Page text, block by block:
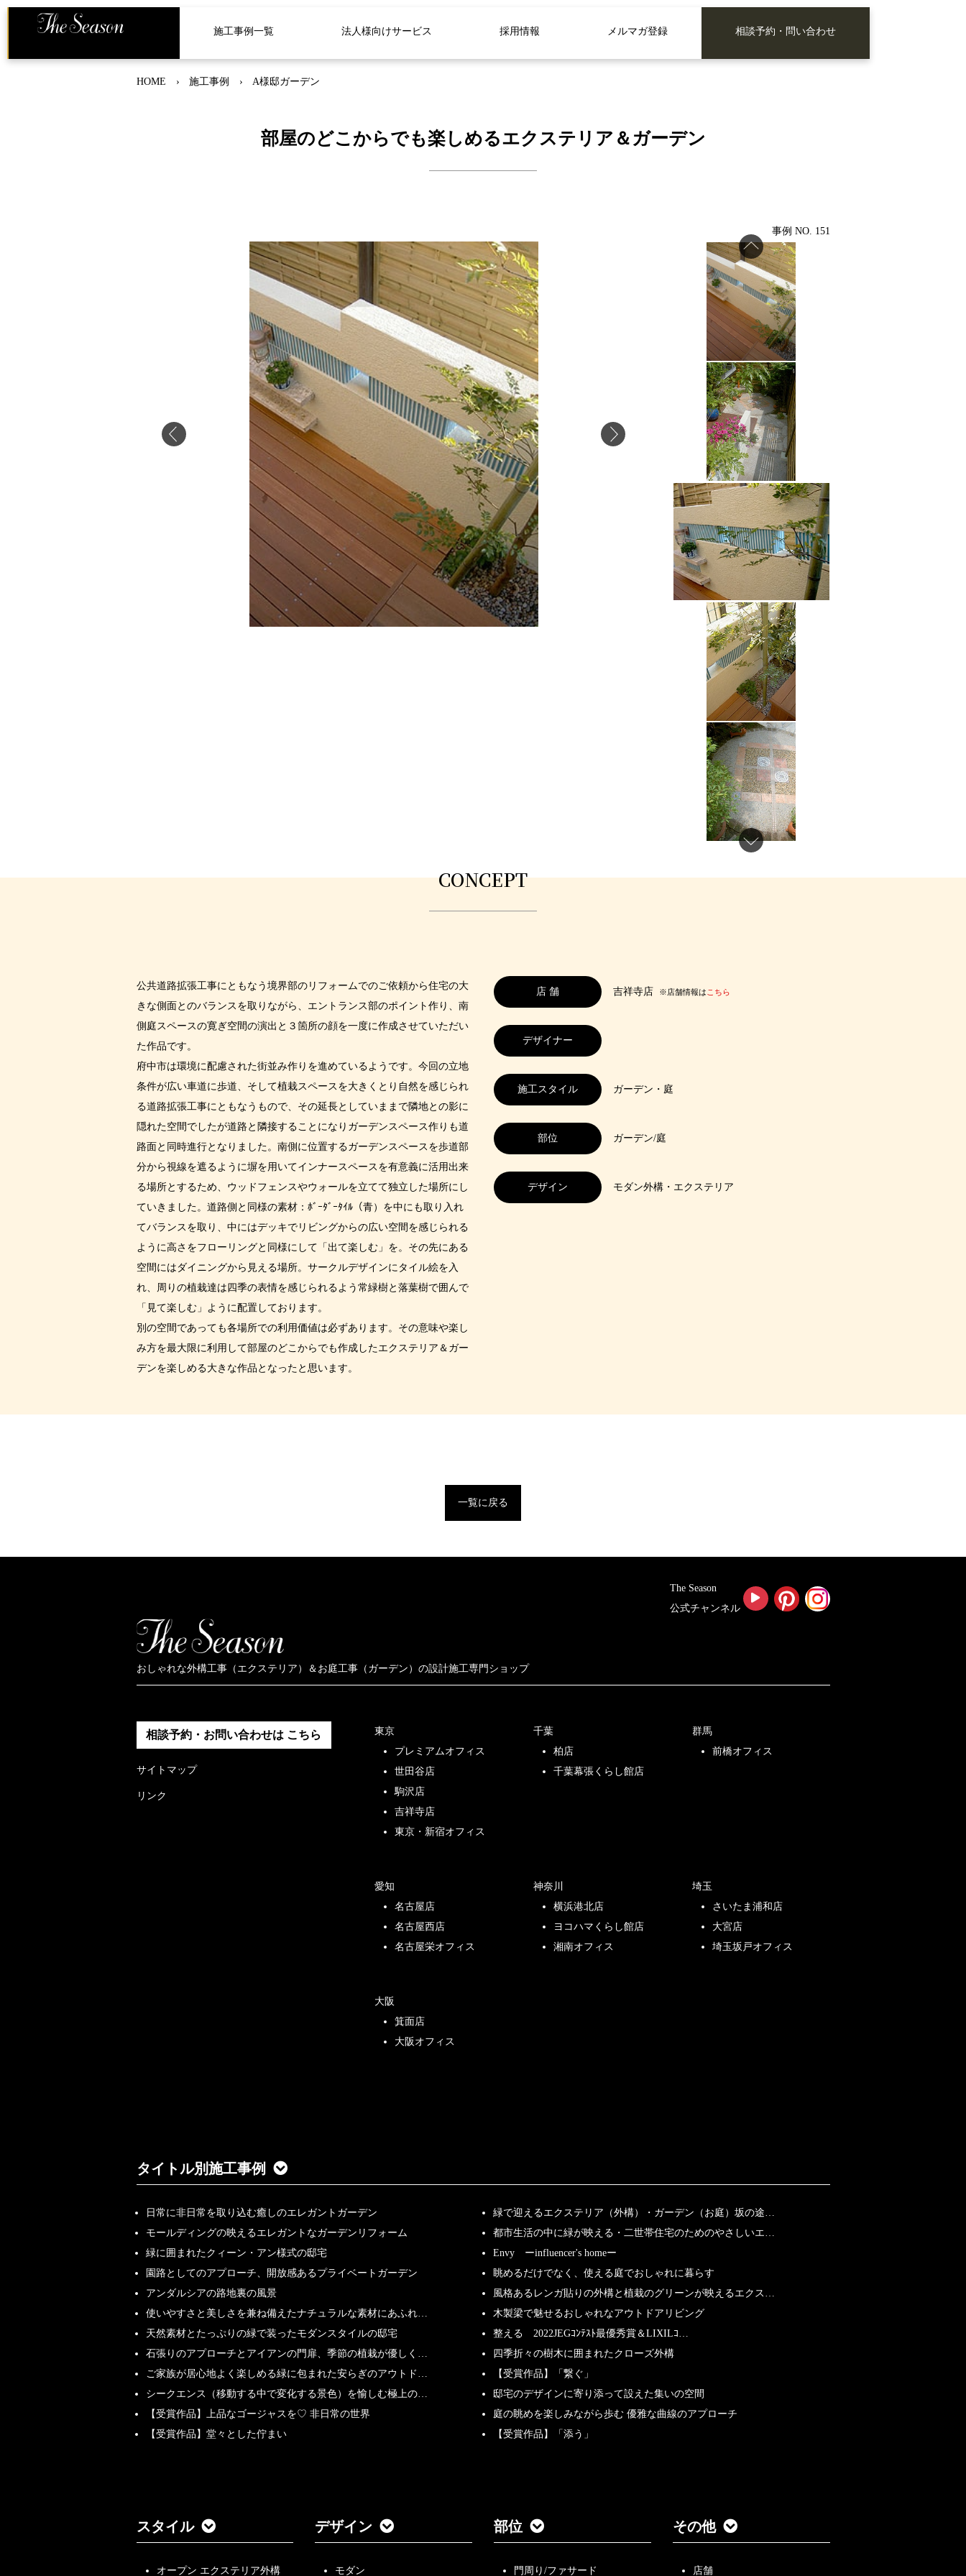
施工事例一覧 法人様向けサービス 採用情報 メルマガ登録 相談予約・問い合わせ
HOME 施工事例 A様邸ガーデン
部屋のどこからでも楽しめるエクステリア＆ガーデン
事例 NO. 151
CONCEPT
公共道路拡張工事にともなう境界部のリフォームでのご依頼から住宅の大
きな側面とのバランスを取りながら、エントランス部のポイント作り、南
側庭スペースの寛ぎ空間の演出と３箇所の顔を一度に作成させていただい
た作品です。
府中市は環境に配慮された街並み作りを進めているようです。今回の立地
条件が広い車道に歩道、そして植栽スペースを大きくとり自然を感じられ
る道路拡張工事にともなうもので、その延長としていままで隣地との影に
隠れた空間でしたが道路と隣接することになりガーデンスペース作りも道
路面と同時進行となりました。南側に位置するガーデンスペースを歩道部
分から視線を遮るように塀を用いてインナースペースを有意義に活用出来
る場所とするため、ウッドフェンスやウォールを立てて独立した場所にし
ていきました。道路側と同様の素材：ﾎﾞｰﾀﾞｰﾀｲﾙ（青）を中にも取り入れ
てバランスを取り、中にはデッキでリビングからの広い空間を感じられる
ように高さをフローリングと同様にして「出て楽しむ」を。その先にある
空間にはダイニングから見える場所。サークルデザインにタイル絵を入
れ、周りの植栽達は四季の表情を感じられるよう常緑樹と落葉樹で囲んで
「見て楽しむ」ように配置しております。
別の空間であっても各場所での利用価値は必ずあります。その意味や楽し
み方を最大限に利用して部屋のどこからでも作成したエクステリア＆ガー
デンを楽しめる大きな作品となったと思います。
店 舗 吉祥寺店 ※店舗情報は こちら
デザイナー
施工スタイル ガーデン・庭
部位 ガーデン/庭
デザイン モダン外構・エクステリア
一覧に戻る
The Season
公式チャンネル
おしゃれな外構工事（エクステリア）＆お庭工事（ガーデン）の設計施工専門ショップ
相談予約・お問い合わせは こちら
サイトマップ
リンク
東京
プレミアムオフィス
世田谷店
駒沢店
吉祥寺店
東京・新宿オフィス
千葉
柏店
千葉幕張くらし館店
群馬
前橋オフィス
愛知
名古屋店
名古屋西店
名古屋栄オフィス
神奈川
横浜港北店
ヨコハマくらし館店
湘南オフィス
埼玉
さいたま浦和店
大宮店
埼玉坂戸オフィス
大阪
箕面店
大阪オフィス
タイトル別施工事例
日常に非日常を取り込む癒しのエレガントガーデン
緑で迎えるエクステリア（外構）・ガーデン（お庭）坂の途…
モールディングの映えるエレガントなガーデンリフォーム
都市生活の中に緑が映える・二世帯住宅のためのやさしいエ…
緑に囲まれたクィーン・アン様式の邸宅
Envy ーinfluencer's homeー
園路としてのアプローチ、開放感あるプライベートガーデン
眺めるだけでなく、使える庭でおしゃれに暮らす
アンダルシアの路地裏の風景
風格あるレンガ貼りの外構と植栽のグリーンが映えるエクス…
使いやすさと美しさを兼ね備えたナチュラルな素材にあふれ…
木製梁で魅せるおしゃれなアウトドアリビング
天然素材とたっぷりの緑で装ったモダンスタイルの邸宅
整える 2022JEGｺﾝﾃｽﾄ最優秀賞＆LIXILｺ…
石張りのアプローチとアイアンの門扉、季節の植栽が優しく…
四季折々の樹木に囲まれたクローズ外構
ご家族が居心地よく楽しめる緑に包まれた安らぎのアウトド…
【受賞作品】「繋ぐ」
シークエンス（移動する中で変化する景色）を愉しむ極上の…
邸宅のデザインに寄り添って設えた集いの空間
【受賞作品】上品なゴージャスを♡ 非日常の世界
庭の眺めを楽しみながら歩む 優雅な曲線のアプローチ
【受賞作品】堂々とした佇まい
【受賞作品】「添う」
スタイル
オープン エクステリア外構
デザイン
モダン
部位
門周り/ファサード
その他
店舗